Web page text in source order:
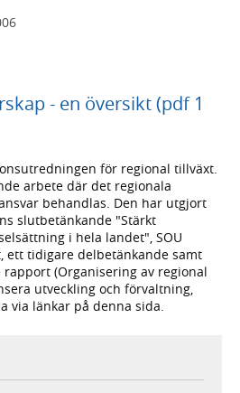
- en översikt (pdf 1
för regional tillväxt.
arbete där det regionala
behandlas. Den har utgjort
slutbetänkande "Stärkt
i hela landet", SOU
ett tidigare delbetänkande samt
(Organisering av regional
utveckling och förvaltning,
via länkar på denna sida.